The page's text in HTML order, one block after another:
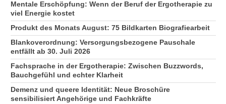
Mentale Erschöpfung: Wenn der Beruf der Ergotherapie zu
viel Energie kostet
Produkt des Monats August: 75 Bildkarten Biografiearbeit
Blankoverordnung: Versorgungsbezogene Pauschale
entfällt ab 30. Juli 2026
Fachsprache in der Ergotherapie: Zwischen Buzzwords,
Bauchgefühl und echter Klarheit
Demenz und queere Identität: Neue Broschüre
sensibilisiert Angehörige und Fachkräfte